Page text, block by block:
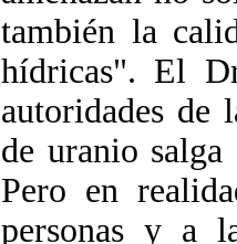
también la
hídricas". El
autoridades de
de uranio
Pero en
personas y a